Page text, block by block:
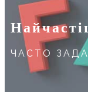
ЧАСТО